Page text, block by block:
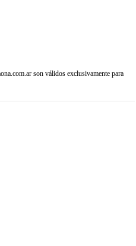
son válidos exclusivamente para